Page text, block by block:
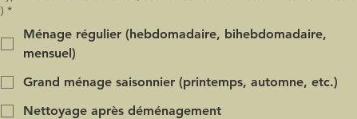
) *
Ménage régulier (hebdomadaire, bihebdomadaire,
mensuel)
Grand ménage saisonnier (printemps, automne, etc.)
Nettoyage après déménagement